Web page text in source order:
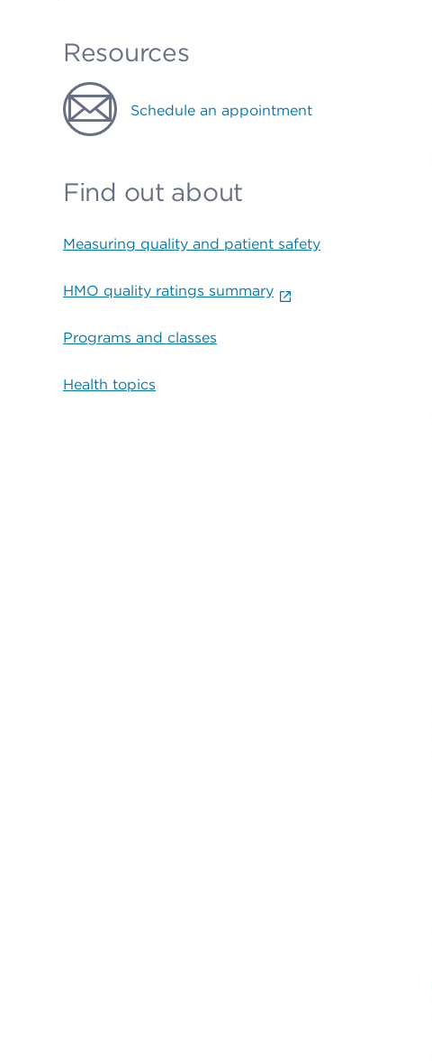
Resources
Schedule an appointment
Find out about
Measuring quality and patient safety
HMO quality ratings summary
Programs and classes
Health topics